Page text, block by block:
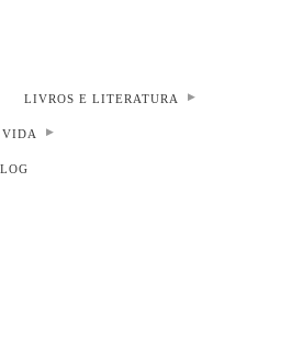
LIVROS E LITERATURA
VIDA